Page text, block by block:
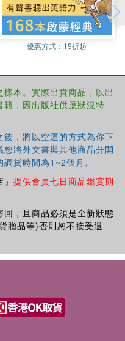
first German production
and ejector seats for both
previously unpublished
of the He 219, the
and use in combat.
優惠方式： 19折起
本。實際出貨商品，以出
，因出版社供應狀況特
，將以空運的方式為你下
將外文書與其他商品分開
貨時間為1~2個月。
提供會員七日商品鑑賞期
，且商品必須是全新狀態
贈品等)否則恕不接受退